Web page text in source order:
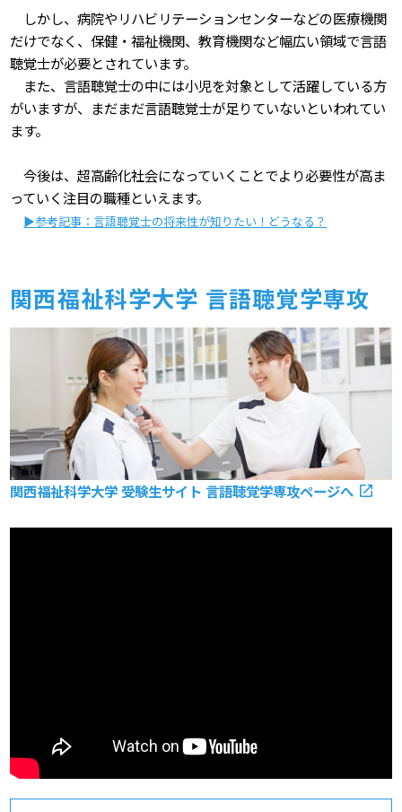
しかし、病院やリハビリテーションセンターなどの医療機関
だけでなく、保健・福祉機関、教育機関など幅広い領域で言語
聴覚士が必要とされています。
また、言語聴覚士の中には小児を対象として活躍している方
がいますが、まだまだ言語聴覚士が足りていないといわれてい
ます。
今後は、超高齢化社会になっていくことでより必要性が高ま
っていく注目の職種といえます。
▶参考記事：言語聴覚士の将来性が知りたい！どうなる？
関⻄福祉科学大学 言語聴覚学専攻
関西福祉科学大学 受験生サイト 言語聴覚学専攻ページへ